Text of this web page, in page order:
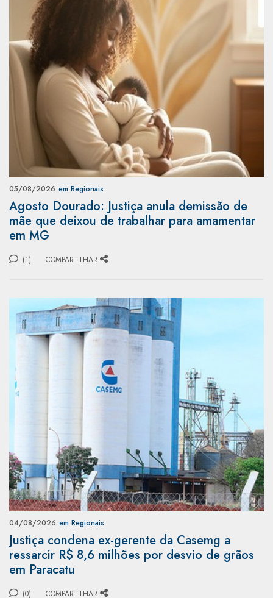
05/08/2026 em Regionais
Agosto Dourado: Justiça anula demissão de
mãe que deixou de trabalhar para amamentar
em MG
(1) COMPARTILHAR
04/08/2026 em Regionais
Justiça condena ex-gerente da Casemg a
ressarcir R$ 8,6 milhões por desvio de grãos
em Paracatu
(0) COMPARTILHAR